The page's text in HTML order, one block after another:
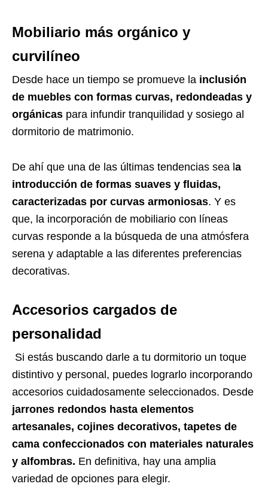
Mobiliario más orgánico y
curvilíneo
Desde hace un tiempo se promueve la inclusión
de muebles con formas curvas, redondeadas y
orgánicas para infundir tranquilidad y sosiego al
dormitorio de matrimonio.
De ahí que una de las últimas tendencias sea la
introducción de formas suaves y fluidas,
caracterizadas por curvas armoniosas. Y es
que, la incorporación de mobiliario con líneas
curvas responde a la búsqueda de una atmósfera
serena y adaptable a las diferentes preferencias
decorativas.
Accesorios cargados de
personalidad
Si estás buscando darle a tu dormitorio un toque
distintivo y personal, puedes lograrlo incorporando
accesorios cuidadosamente seleccionados. Desde
jarrones redondos hasta elementos
artesanales, cojines decorativos, tapetes de
cama confeccionados con materiales naturales
y alfombras. En definitiva, hay una amplia
variedad de opciones para elegir.